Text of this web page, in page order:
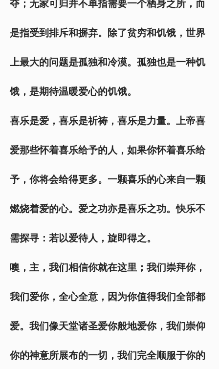
是指受到排斥和摒弃。除了贫穷和饥饿，世界
上最大的问题是孤独和冷漠。孤独也是一种饥
饿，是期待温暖爱心的饥饿。
喜乐是爱，喜乐是祈祷，喜乐是力量。上帝喜
爱那些怀着喜乐给予的人，如果你怀着喜乐给
予，你将会给得更多。一颗喜乐的心来自一颗
燃烧着爱的心。爱之功亦是喜乐之功。快乐不
需探寻：若以爱待人，旋即得之。
噢，主，我们相信你就在这里；我们崇拜你，
我们爱你，全心全意，因为你值得我们全部都
爱。我们像天堂诸圣爱你般地爱你，我们崇仰
你的神意所展布的一切，我们完全顺服于你的